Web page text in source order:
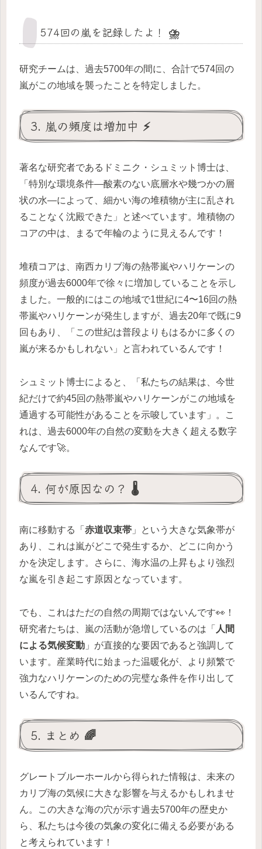
574回の嵐を記録したよ！ ⛈️
研究チームは、過去5700年の間に、合計で574回の
嵐がこの地域を襲ったことを特定しました。
3. 嵐の頻度は増加中 ⚡
著名な研究者であるドミニク・シュミット博士は、
「特別な環境条件―酸素のない底層水や幾つかの層
状の水―によって、細かい海の堆積物が主に乱され
ることなく沈殿できた」と述べています。堆積物の
コアの中は、まるで年輪のように見えるんです！
堆積コアは、南西カリブ海の熱帯嵐やハリケーンの
頻度が過去6000年で徐々に増加していることを示し
ました。一般的にはこの地域で1世紀に4〜16回の熱
帯嵐やハリケーンが発生しますが、過去20年で既に9
回もあり、「この世紀は普段よりもはるかに多くの
嵐が来るかもしれない」と言われているんです！
シュミット博士によると、「私たちの結果は、今世
紀だけで約45回の熱帯嵐やハリケーンがこの地域を
通過する可能性があることを示唆しています」。こ
れは、過去6000年の自然の変動を大きく超える数字
なんです🚀。
4. 何が原因なの？ 🌡️
南に移動する「 赤道収束帯 」という大きな気象帯が
あり、これは嵐がどこで発生するか、どこに向かう
かを決定します。さらに、海水温の上昇もより強烈
な嵐を引き起こす原因となっています。
でも、これはただの自然の周期ではないんです👀！
研究者たちは、嵐の活動が急増しているのは「 人間
による気候変動 」が直接的な要因であると強調して
います。産業時代に始まった温暖化が、より頻繁で
強力なハリケーンのための完璧な条件を作り出して
いるんですね。
5. まとめ 🌈
グレートブルーホールから得られた情報は、未来の
カリブ海の気候に大きな影響を与えるかもしれませ
ん。この大きな海の穴が示す過去5700年の歴史か
ら、私たちは今後の気象の変化に備える必要がある
と考えられています！